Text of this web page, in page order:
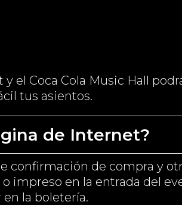
el Coca Cola Music Hall
tus asientos.
de Internet?
confirmación de compra y
impreso en la entrada del
la boletería.